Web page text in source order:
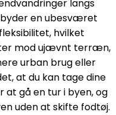
langs
en ubesværet
hvilket
mod ujævnt terræn,
urban brug eller
at du kan tage dine
at gå en tur i byen, og
uden at skifte fodtøj.